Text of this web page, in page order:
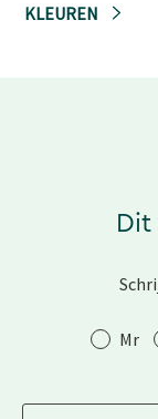
KLEUREN
Aanhef Mr